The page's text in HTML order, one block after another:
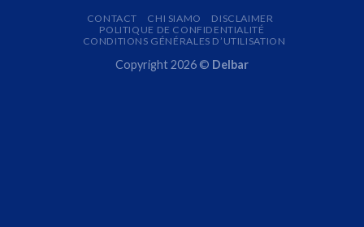
CONTACT CHI SIAMO
DISCLAIMER
POLITIQUE DE CONFIDENTIALITÉ
CONDITIONS GÉNÉRALES D’UTILISATION
Copyright 2026 © Delbar